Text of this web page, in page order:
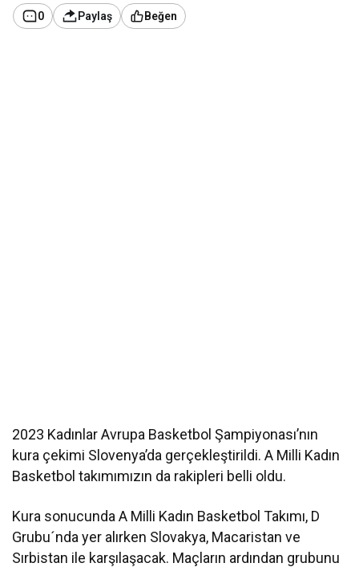
0 Paylaş Beğen
2023 Kadınlar Avrupa Basketbol Şampiyonası’nın
kura çekimi Slovenya’da gerçekleştirildi. A Milli Kadın
Basketbol takımımızın da rakipleri belli oldu.
Kura sonucunda A Milli Kadın Basketbol Takımı, D
Grubu´nda yer alırken Slovakya, Macaristan ve
Sırbistan ile karşılaşacak. Maçların ardından grubunu